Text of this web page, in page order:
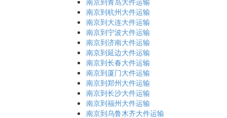
南京到杭州大件运输
南京到大连大件运输
南京到宁波大件运输
南京到济南大件运输
南京到延边大件运输
南京到长春大件运输
南京到厦门大件运输
南京到郑州大件运输
南京到长沙大件运输
南京到福州大件运输
南京到乌鲁木齐大件运输